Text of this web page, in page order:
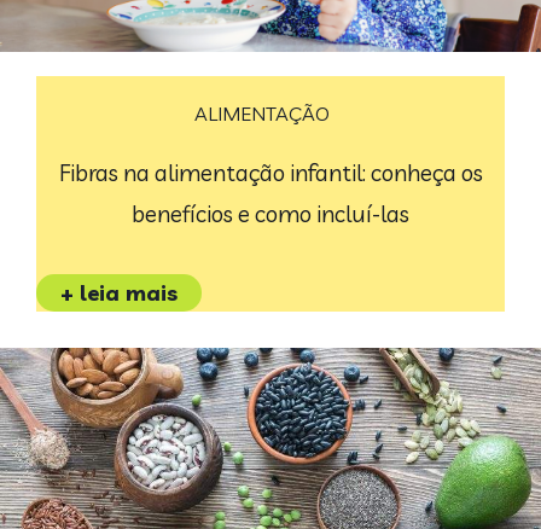
ALIMENTAÇÃO
Fibras na alimentação infantil: conheça os
benefícios e como incluí-las
+ leia mais